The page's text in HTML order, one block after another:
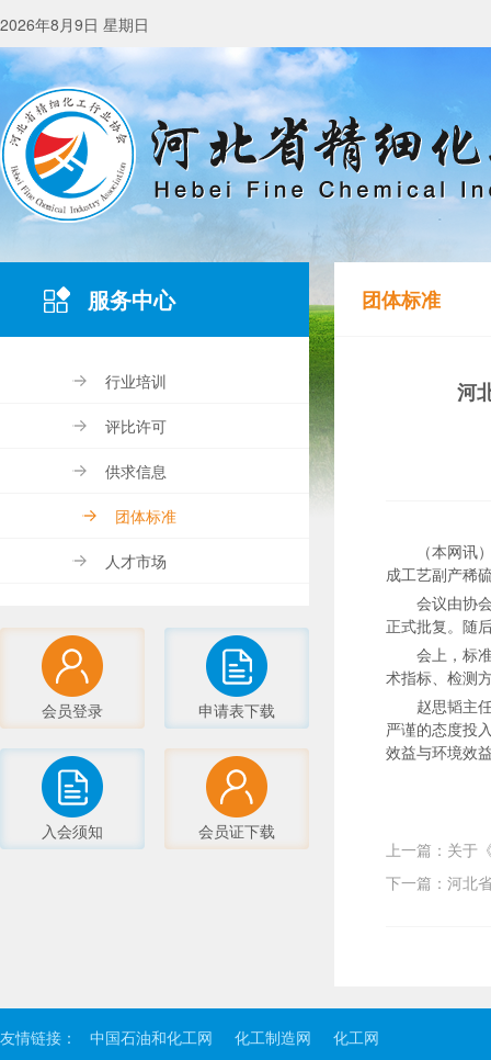
2026年8月9日 星期日
服务中心
行业培训
评比许可
供求信息
团体标准
人才市场
会员登录 申请表下载
入会须知 会员证下载
团体标准
河
（本网
成工艺副产稀
会议由协
正式批复。随
会上，标
术指标、检测
赵思韬主
严谨的态度投
效益与环境效
上一篇：关于
下一篇：河北
友情链接： 中国石油和化工网 化工制造网 化工网